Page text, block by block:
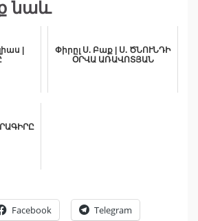
նաև
|
Փիրըլ Ս. Բաք | Ս. ԾՆՈՒՆԴԻ
ՕՐՎԱ ԱՌԱՎՈՏՅԱՆ
Facebook Telegram